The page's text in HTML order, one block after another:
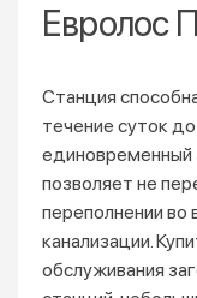
Евролос
Станция
течение суток
единовременный
позволяет не
переполнении во
канализации.
обслуживания